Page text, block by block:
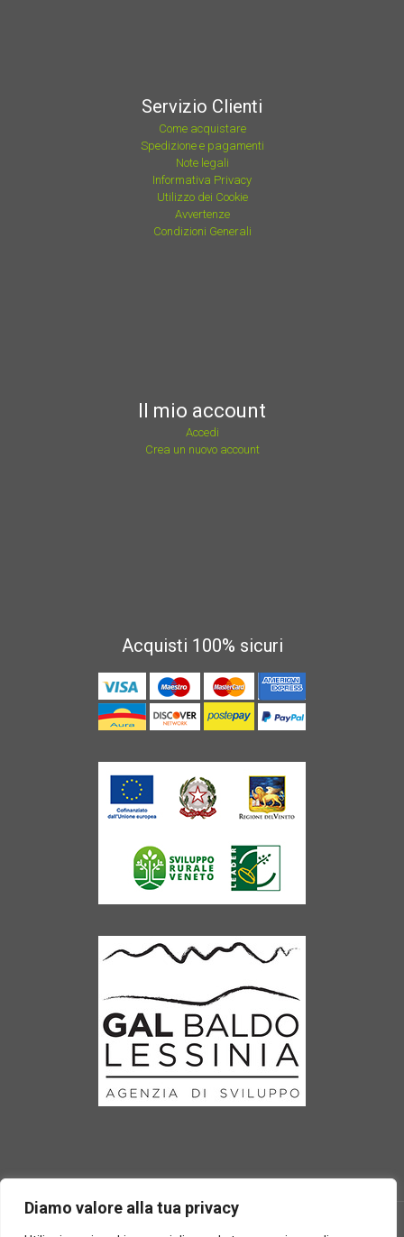
Diamo valore alla tua privacy
Servizio Clienti
Come acquistare
Spedizione e pagamenti
Note legali
Informativa Privacy
Utilizzo dei Cookie
Avvertenze
Condizioni Generali
Il mio account
Accedi
Crea un nuovo account
Acquisti 100% sicuri